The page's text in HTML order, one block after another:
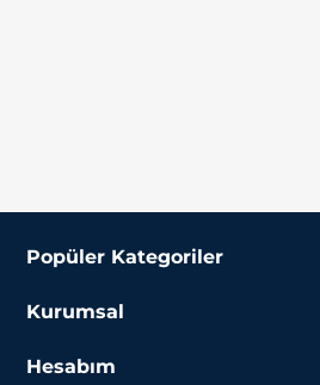
Popüler Kategoriler
Kurumsal
Hesabım